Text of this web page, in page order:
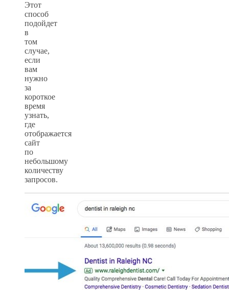
Этот
способ
подойдет
в
том
случае,
если
вам
нужно
за
короткое
время
узнать,
где
отображается
сайт
по
небольшому
количеству
запросов.